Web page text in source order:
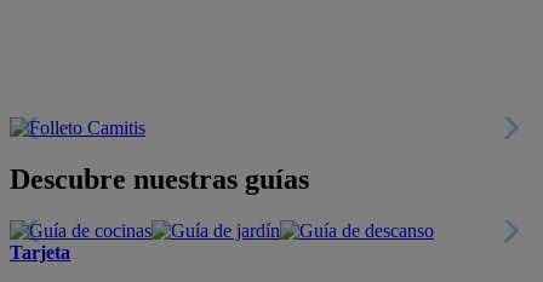
Descubre nuestras guías
Tarjeta